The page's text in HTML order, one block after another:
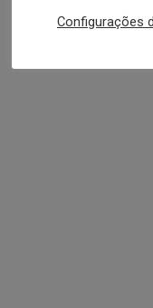
Cotar
Configurações